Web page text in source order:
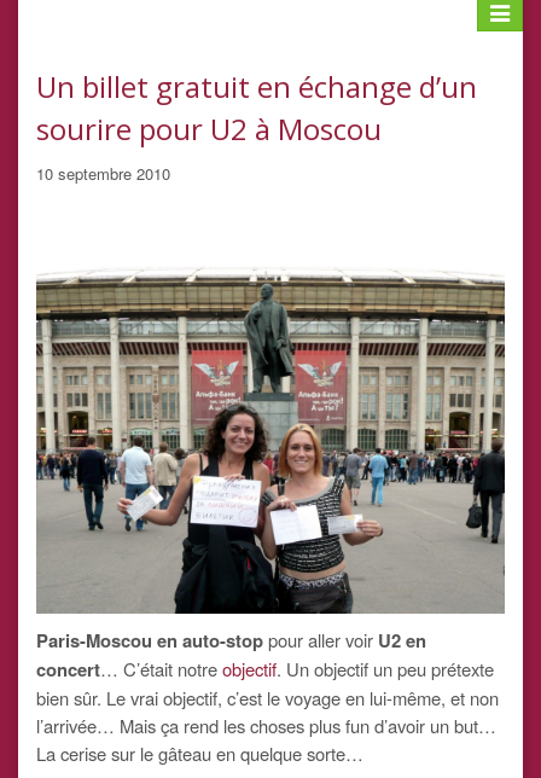
Toggle
Un billet gratuit en échange d’un
sourire pour U2 à Moscou
10 septembre 2010
Paris-Moscou en auto-stoppour aller voir U2 en
concert… C’était notreobjectif. Un objectif un peu prétexte
bien sûr. Le vrai objectif, c’est le voyage en lui-même, et non
l’arrivée… Mais ça rend les choses plus fun d’avoir un but…
La cerise sur le gâteau en quelque sorte…